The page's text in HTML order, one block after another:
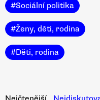
#Sociální politika
#Ženy, děti, rodina
#Děti, rodina